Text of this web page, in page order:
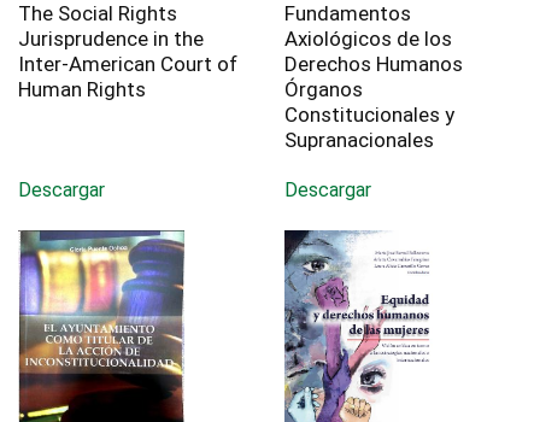
The Social Rights
Jurisprudence in the
Inter-American Court of
Human Rights
Descargar
Fundamentos
Axiológicos de los
Derechos Humanos
Órganos
Constitucionales y
Supranacionales
Descargar